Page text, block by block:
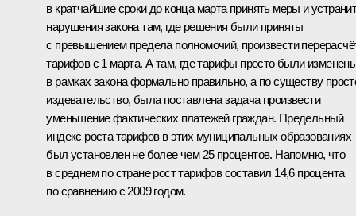
в кратчайшие сроки до конца марта принять меры и
нарушения закона там, где решения были приняты
с превышением предела полномочий, произвести
тарифов с 1 марта. А там, где тарифы просто были
в рамках закона формально правильно, а по существу
издевательство, была поставлена задача произвести
уменьшение фактических платежей граждан. Предельный
индекс роста тарифов в этих муниципальных образованиях
был установлен не более чем 25 процентов. Напомню, что
в среднем по стране рост тарифов составил 14,6 процента
по сравнению с 2009 годом.